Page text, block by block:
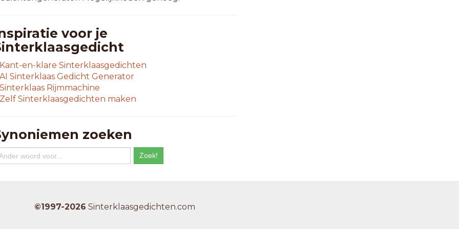
voor je
Kant-en-klare Sinterklaasgedichten
AI Sinterklaas Gedicht Generator
Sinterklaas Rijmmachine
Zelf Sinterklaasgedichten maken
zoeken
©1997-2026 Sinterklaasgedichten.com